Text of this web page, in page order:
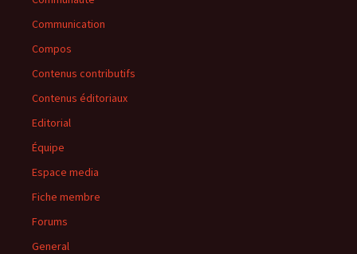
Communication
Compos
Contenus contributifs
Contenus éditoriaux
Editorial
Équipe
Espace media
Fiche membre
Forums
General